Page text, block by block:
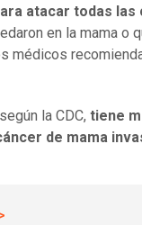
atacar todas las
en la mama o
médicos
la CDC, tiene
de mama